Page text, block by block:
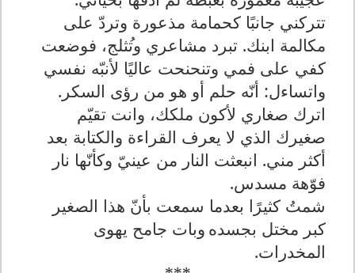
تتركني جانبًا كحمامة مذعورة وتردّ على
مكالمة ابنك. تبرد مشاعري وتثلج، فوضعت
كفي على فمي وتنحنحت عاليًا لأنبّه نفسي
واتساءل: أنّه حلم أو هو من رؤى السكر.
اترك صغاري لأكون ملكك، وانت تقيّم
صغيرك الذي لا يعرف القراءة والكتابة بعد
أكثر مني. انبعثت النار من عينيّ وكأنّها نار
فوّهة مسدس.
شمتُ كثيرًا بعدما سمعت بأنّ هذا الصغير
كبر مختل بجسده وبات جامح يهوى
المخدرات.